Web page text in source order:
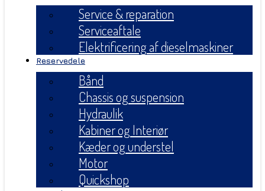
Service & reparation
Serviceaftale
Elektrificering af dieselmaskiner
Reservedele
Bånd
Chassis og suspension
Hydraulik
Kabiner og Interiør
Kæder og understel
Motor
Quickshop